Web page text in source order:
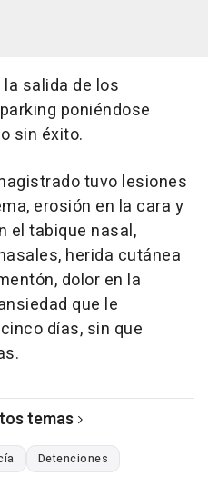
salida de los
poniéndose
sin éxito.
tuvo lesiones
erosión en la cara y
el tabique nasal,
herida cutánea
dolor en la
que le
días, sin que
temas
Detenciones